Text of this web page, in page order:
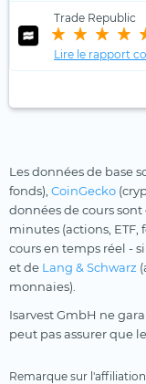
Trade Republic
Lire le rapport
Les données de base
fonds), CoinGecko
données de cours sont
minutes (actions, ETF,
cours en temps réel -
et de Lang & Schwarz
monnaies).
Isarvest GmbH ne
peut pas assurer que
Remarque sur l'affiliation